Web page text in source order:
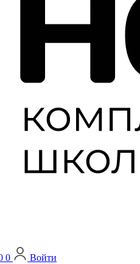
0
Войти